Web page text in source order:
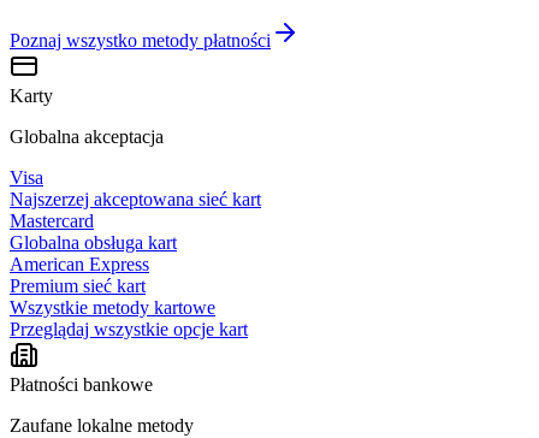
Poznaj wszystko metody płatności
Karty
Globalna akceptacja
Visa
Najszerzej akceptowana sieć kart
Mastercard
Globalna obsługa kart
American Express
Premium sieć kart
Wszystkie metody kartowe
Przeglądaj wszystkie opcje kart
Płatności bankowe
Zaufane lokalne metody